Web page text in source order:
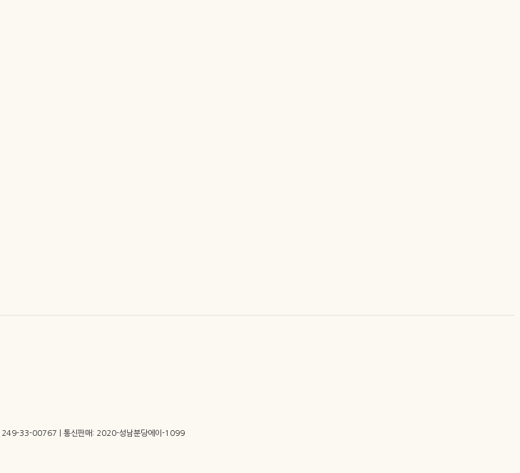
249-33-00767 | 통신판매: 2020-성남분당에이-1099